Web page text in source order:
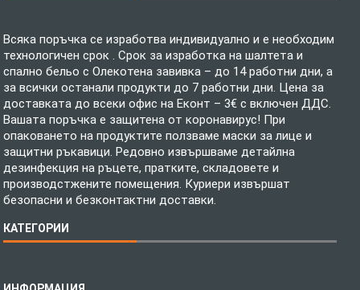
Всяка поръчка се изработва индивидуално и е необходим
технологичен срок . Срок за изработка на шалтета и
спално бельо с Олекотена завивка – до 14 работни дни, а
за всички останали продукти до 7 работни дни. Цена за
доставката до всеки офис на Еконт – 3€ с включен ДДС.
Вашата поръчка е защитена от коронавирус! При
опаковането на продуктите ползваме маски за лице и
защитни ръкавици. Редовно извършваме детайлна
дезинфекция на ръцете, пратките, складовете и
производстжените помещения. Куриери извършат
безопасни и безконтактни доставки.
КАТЕГОРИИ